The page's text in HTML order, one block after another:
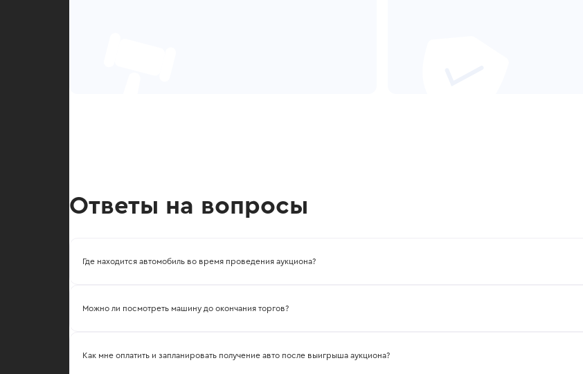
Ответы на вопросы
Где находится автомобиль во время проведения аукциона?
Можно ли посмотреть машину до окончания торгов?
Как мне оплатить и запланировать получение авто после выигрыша аукциона?